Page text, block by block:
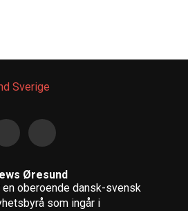
Øresund
en oberoende dansk-svensk
som ingår i